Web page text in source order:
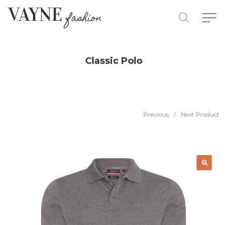
Classic Polo
Previous / Next Product